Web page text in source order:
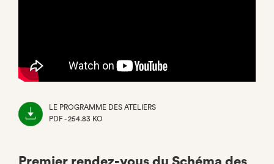
LE PROGRAMME DES ATELIERS
PDF - 254.83 KO
Premier rendez-vous du Schéma des